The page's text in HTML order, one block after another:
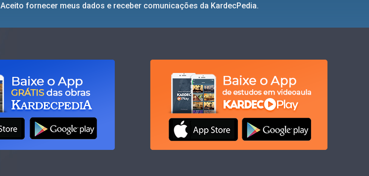
Aceito fornecer meus dados e receber comunicações da KardecPedia.